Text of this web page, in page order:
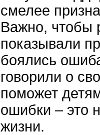
смелее
Важно, чтобы
показывали
боялись
говорили о
поможет
ошибки – это
жизни.